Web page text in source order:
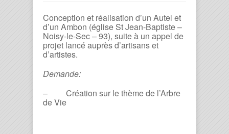
Conception et réalisation d’un Autel et
d’un Ambon (église St Jean-Baptiste –
Noisy-le-Sec – 93), suite à un appel de
projet lancé auprès d’artisans et
d’artistes.
Demande:
– Création sur le thème de l’Arbre
de Vie